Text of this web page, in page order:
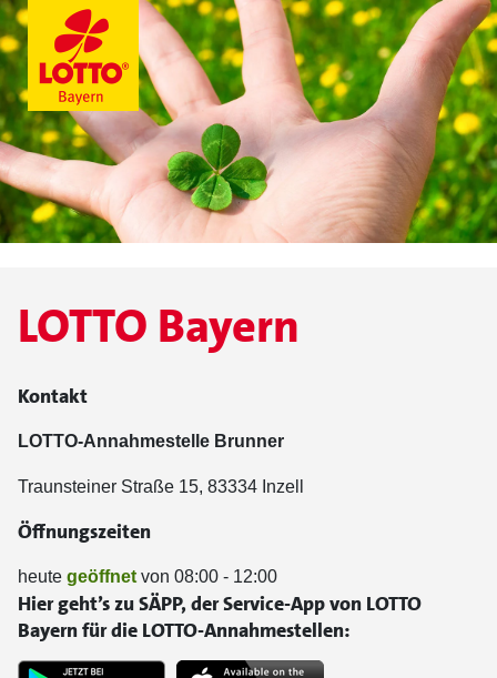
LOTTO Bayern
Kontakt
LOTTO-Annahmestelle Brunner
Traunsteiner Straße 15, 83334 Inzell
Öffnungszeiten
heute geöffnet von 08:00 - 12:00
Hier geht’s zu SÄPP, der Service-App von LOTTO
Bayern für die LOTTO-Annahmestellen: